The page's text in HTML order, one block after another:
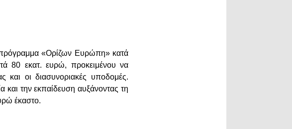
πρόγραμμα «Ορίζων Ευρώπη» κατά
80 εκατ. ευρώ, προκειμένου να
και οι διασυνοριακές υποδομές.
και την εκπαίδευση αυξάνοντας τη
έκαστο.